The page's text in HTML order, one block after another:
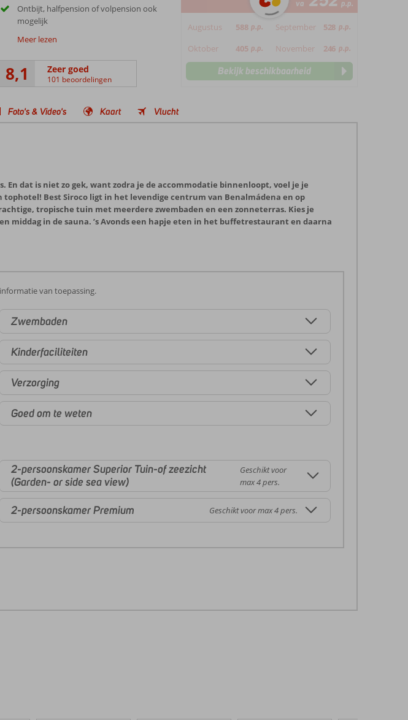
Ontbijt, halfpension of volpension ook
mogelijk
Meer lezen
8,1 Zeer goed
101 beoordelingen
va p.p.
Augustus 588 p.p. September 528 p.p.
Oktober 405 p.p. November 246 p.p.
Bekijk beschikbaarheid
Foto's & Video's Kaart Vlucht
dat is niet zo gek, want zodra je de accommodatie binnenloopt, voel je je
Best Siroco ligt in het levendige centrum van Benalmádena en op
tropische tuin met meerdere zwembaden en een zonneterras. Kies je
middag in de sauna. ’s Avonds een hapje eten in het buffetrestaurant en daarna
van toepassing.
Zwembaden
Kinderfaciliteiten
Verzorging
Goed om te weten
2-persoonskamer Superior Tuin-of zeezicht
(Garden- or side sea view)
Geschikt voor
max 4 pers.
2-persoonskamer Premium Geschikt voor max 4 pers.